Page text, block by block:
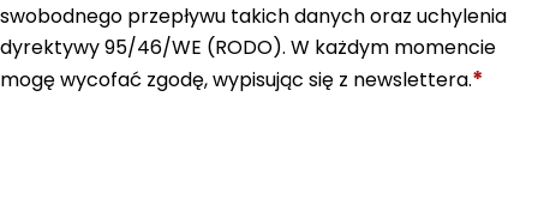
swobodnego przepływu takich danych oraz uchylenia
dyrektywy 95/46/WE (RODO). W każdym momencie
mogę wycofać zgodę, wypisując się z newslettera.*